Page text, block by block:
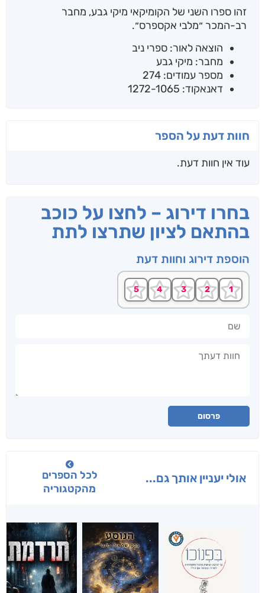
זהו ספרו השני של הקומיקאי מיקי גבע, מחבר
רב-המכר ״מלבי אקספרס״.
הוצאה לאור: ספרי ניב
מחבר: מיקי גבע
מספר עמודים: 274
דאנאקוד: 1272-1065
חוות דעת על הספר
עוד אין חוות דעת.
בחרו דירוג – לחצו על כוכב
בהתאם לציון שתרצו לתת
הוספת דירוג וחוות דעת
פרסום
אולי יעניין אותך גם...
לכל הספרים
מהקטגוריה